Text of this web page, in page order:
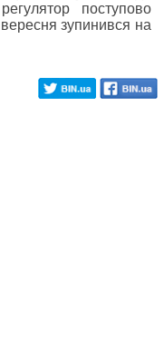
поступово
зупинився на